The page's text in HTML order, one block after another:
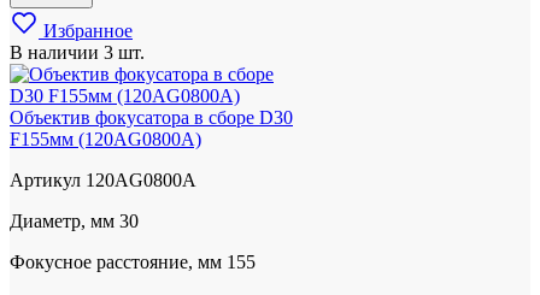
Избранное
В наличии 3 шт.
Объектив фокусатора в сборе D30
F155мм (120AG0800A)
Артикул 120AG0800A
Диаметр, мм 30
Фокусное расстояние, мм 155